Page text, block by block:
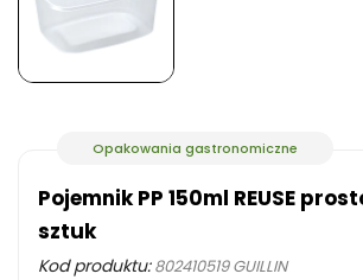
Opakowania gastronomiczne
Pojemnik PP 150ml REUSE
sztuk
Kod produktu: 802410519 GUILLIN